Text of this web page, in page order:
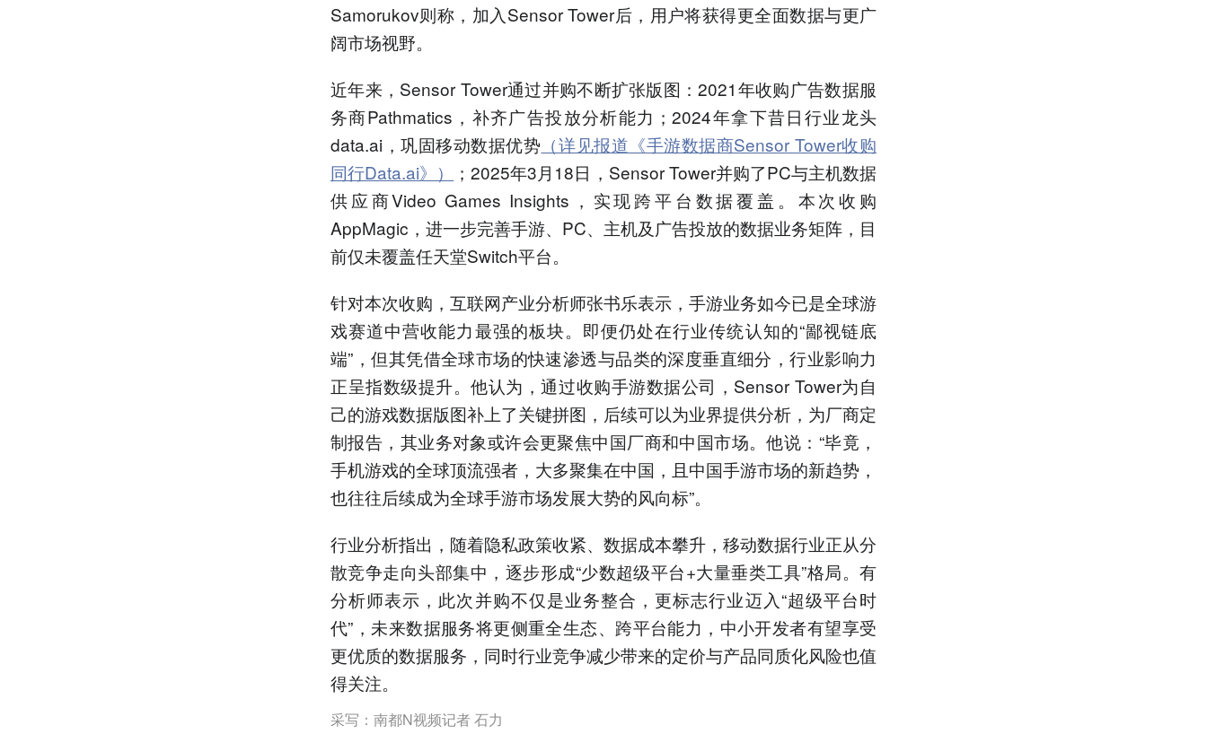
Samorukov则称，加入Sensor Tower后，用户将获得更全面数据与更广
阔市场视野。
近年来，Sensor Tower通过并购不断扩张版图：2021年收购广告数据服
务商Pathmatics，补齐广告投放分析能力；2024年拿下昔日行业龙头
data.ai，巩固移动数据优势 （详见报道《手游数据商Sensor Tower收购
同行Data.ai》）
；2025年3月18日，Sensor Tower并购了PC与主机数据
供应商Video Games Insights，实现跨平台数据覆盖。本次收购
AppMagic，进一步完善手游、PC、主机及广告投放的数据业务矩阵，目
前仅未覆盖任天堂Switch平台。
针对本次收购，互联网产业分析师张书乐表示，手游业务如今已是全球游
戏赛道中营收能力最强的板块。即便仍处在行业传统认知的“鄙视链底
端”，但其凭借全球市场的快速渗透与品类的深度垂直细分，行业影响力
正呈指数级提升。他认为，通过收购手游数据公司，Sensor Tower为自
己的游戏数据版图补上了关键拼图，后续可以为业界提供分析，为厂商定
制报告，其业务对象或许会更聚焦中国厂商和中国市场。他说：“毕竟，
手机游戏的全球顶流强者，大多聚集在中国，且中国手游市场的新趋势，
也往往后续成为全球手游市场发展大势的风向标”。
行业分析指出，随着隐私政策收紧、数据成本攀升，移动数据行业正从分
散竞争走向头部集中，逐步形成“少数超级平台+大量垂类工具”格局。有
分析师表示，此次并购不仅是业务整合，更标志行业迈入“超级平台时
代”，未来数据服务将更侧重全生态、跨平台能力，中小开发者有望享受
更优质的数据服务，同时行业竞争减少带来的定价与产品同质化风险也值
得关注。
采写：南都N视频记者 石力